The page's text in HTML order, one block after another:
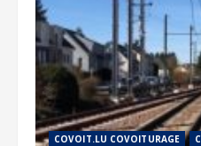
COVOIT.LU COVOITURAGE